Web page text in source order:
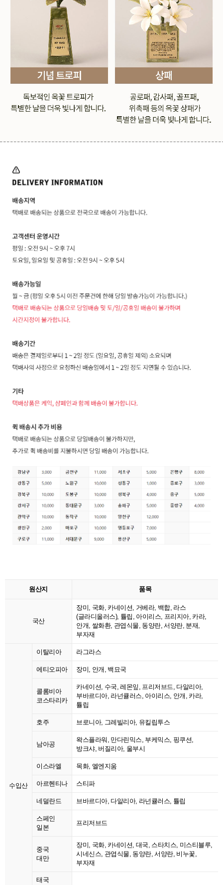
원산지 품목
국산
장미, 국화, 카네이션, 거베라, 백합, 라스
(글라디올러스), 튤립, 아이리스, 프리지아, 카라,
안개, 쌀화환, 관엽식물, 동양란, 서양란, 분재,
부자재
수입산
이탈리아 라그라스
에티오피아 장미, 안개, 백묘국
콜롬비아
코스타리카
카네이션, 수국, 레몬잎, 프리저브드, 다알리아,
부바르디아, 라넌큘러스, 아이리스, 안개, 카라,
튤립
호주 브로니아, 그레빌리아, 유킬립투스
남아공
왁스플라워, 만다린믹스, 부케믹스, 핑쿠션,
방크샤, 버질리아, 울부시
이스라엘 목화, 엘엔지움
아르헨티나 스티파
네덜란드 브바르디아, 다알리아, 라넌큘러스, 튤립
스페인
일본
프리저브드
중국
대만
장미, 국화, 카네이션, 대국, 스타치스, 미스티블루,
시네신스, 관엽식물, 동양란, 서양란, 비누꽃,
부자재
태국